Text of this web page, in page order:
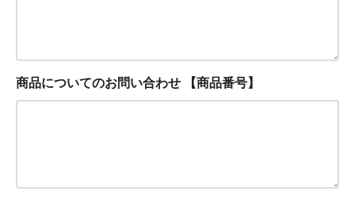
商品についてのお問い合わせ 【商品番号】